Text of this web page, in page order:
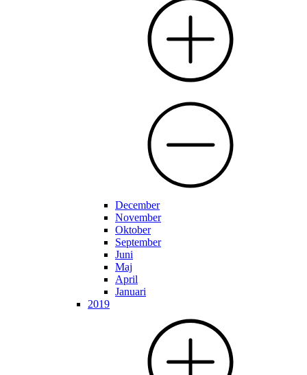
December
November
Oktober
September
Juni
Maj
April
Januari
2019